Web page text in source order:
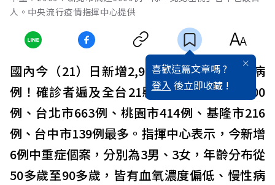
人。中央流行疫情指揮中心提供
喜歡這篇文章嗎 ?
登入 後立即收藏 !
國內今（21）日新增2,969例COVID-19本土病
例！確診者遍及全台21縣市，以新北市1,000
例、台北市663例、桃園市414例、基隆市216
例、台中市139例最多。指揮中心表示，今新增
6例中重症個案，分別為3男、3女，年齡分布從
50多歲至90多歲，皆有血氧濃度偏低、慢性病